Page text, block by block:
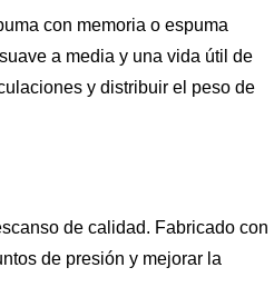
con memoria o espuma
a media y una vida útil de
y distribuir el peso de
de calidad. Fabricado con
de presión y mejorar la